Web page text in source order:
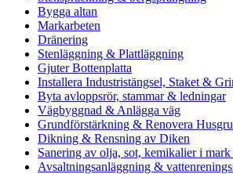
Bygga altan
Markarbeten
Dränering
Stenläggning & Plattläggning
Gjuter Bottenplatta
Installera Industristängsel, Staket &
Byta avloppsrör, stammar & ledningar
Vägbyggnad & Anlägga väg
Grundförstärkning & Renovera
Dikning & Rensning av Diken
Sanering av olja, sot, kemikalier i
Avsaltningsanläggning &